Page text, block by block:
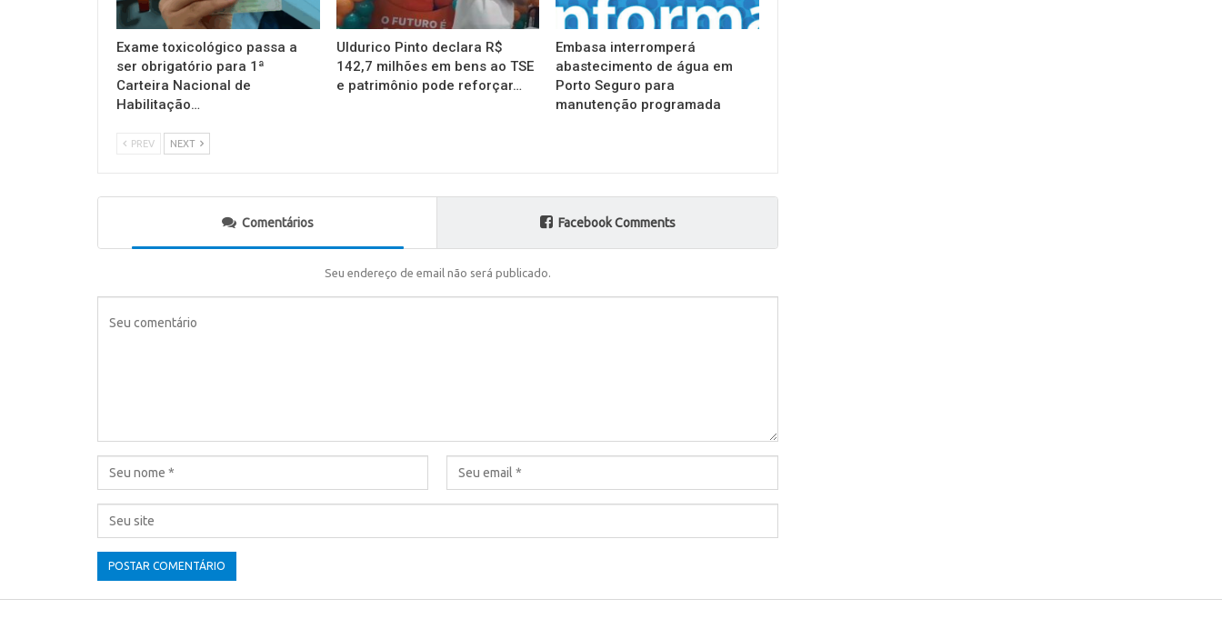
Exame toxicológico passa a
ser obrigatório para 1ª
Carteira Nacional de
Habilitação…
Uldurico Pinto declara R$
142,7 milhões em bens ao TSE
e patrimônio pode reforçar…
Embasa interromperá
abastecimento de água em
Porto Seguro para
manutenção programada
PREV NEXT
Comentários Facebook Comments
Seu endereço de email não será publicado.